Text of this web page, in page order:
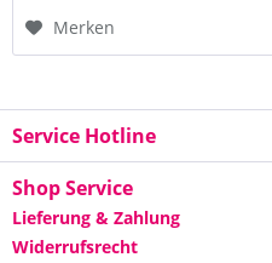
Merken
Service Hotline
Shop Service
Lieferung & Zahlung
Widerrufsrecht